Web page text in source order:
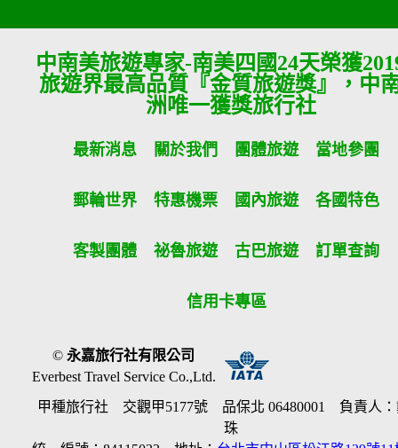
中南美旅遊專家-南美四國24天榮獲
旅遊界最高品質『金質旅遊獎』，中
洲唯一獲獎旅行社
最新消息 關於我們 團體旅遊 當地參團
郵輪世界 特惠機票 國內旅遊 各國特色
客製團體 祕魯旅遊 古巴旅遊 訂單查詢
信用卡專區
©永嘉旅行社有限公司
Everbest Travel Service Co.,Ltd.
甲種旅行社 交觀甲5177號 品保北 06480001 負責人：
珠